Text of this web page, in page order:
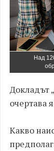
Над
Докладът
очертава
Какво